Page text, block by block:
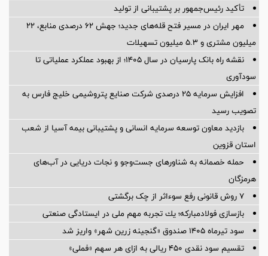
تأکید رئیس‌جمهور بر پشتیبانی از تولید
مهر ایران در مسیر فتح قله‌های جدید؛ جهش ۶۲ درصدی منابع، ۲۲
میلیون مشتری و ۵.۳ میلیون تسهیلات
نقشه راه بانک پارسیان در سال ۱۴۰۵؛ از بهبود عملکرد عملیاتی تا
سودآوری
افزایش سرمایه ۲۵ درصدی شرکت صنایع پتروشیمی خلیج فارس به
تصویب رسید
بازدید معاون توسعه سرمایه انسانی و پشتیبانی بیمه آسیا از شعب
استان قزوین
حمله خصمانه به شناورهای جست‌وجو و نجات دریایی در آب‌های
هرمزگان
۷ روش قانونی رفع سوء‌اثر از چک برگشتی
بازسازی فولادمباركه؛ یك تجربه مهم ملی در ایستادگی صنعتی
سود تیرماه ۱۴۰۵ صندوق «گنجینه زرین شهر» واریز شد
تقسیم سود نقدی ۴۵۰ ریالی به ازای هر سهم «فملی»